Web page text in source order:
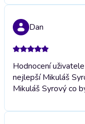
Dan
Hodnocení
nejlepší Mikuláš
Mikuláš Syrový co